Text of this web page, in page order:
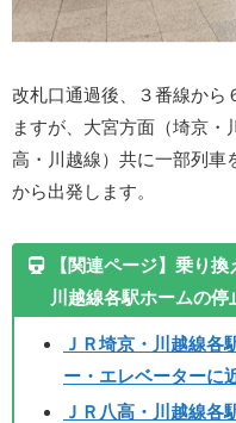
改札口通過後、３番線から
ますが、大宮方面（埼京・
高・川越線）共に一部列車
から出発します。
【関連ページ】 乗り換
川越線各駅ホームの停
ＪＲ埼京・川越線各
ー・エレベーターに
ＪＲ八高・川越線各